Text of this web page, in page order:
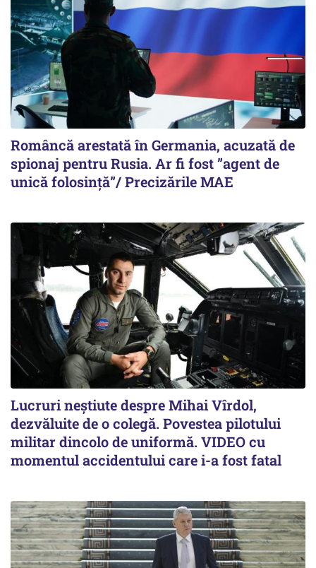
Româncă arestată în Germania, acuzată de
spionaj pentru Rusia. Ar fi fost ”agent de
unică folosință”/ Precizările MAE
Lucruri neștiute despre Mihai Vîrdol,
dezvăluite de o colegă. Povestea pilotului
militar dincolo de uniformă. VIDEO cu
momentul accidentului care i-a fost fatal